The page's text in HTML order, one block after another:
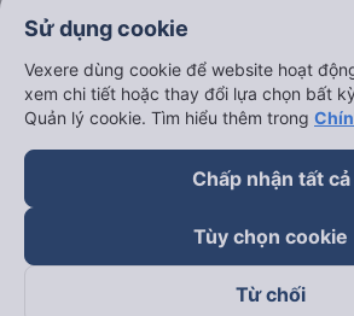
Sử dụng cookie
Vexere dùng cookie để website hoạt
xem chi tiết hoặc thay đổi lựa chọn bất
Quản lý cookie. Tìm hiểu thêm trong
Chấp nhận tất cả
Tùy chọn cookie
Từ chối